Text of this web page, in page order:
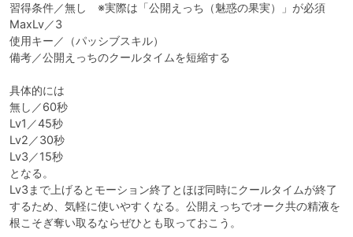
習得条件／無し　※実際は「公開えっち（魅惑の果実）」が必須
MaxLv／3
使用キー／（パッシブスキル）
備考／公開えっちのクールタイムを短縮する
具体的には
無し／60秒
Lv1／45秒
Lv2／30秒
Lv3／15秒
となる。
Lv3まで上げるとモーション終了とほぼ同時にクールタイムが終了
するため、気軽に使いやすくなる。公開えっちでオーク共の精液を
根こそぎ奪い取るならぜひとも取っておこう。